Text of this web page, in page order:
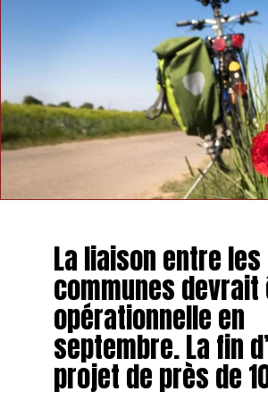
produits du terroir. Une occasion
richesse agricole et artisanale du
soutenant les circuits courts.
Les organisateurs espèrent que ce
numérique, combiné à cette journée
permettra de renforcer encore
producteurs et consommateurs
La liaison entre
communes
opérationnelle en
septembre. La fin
projet de près de